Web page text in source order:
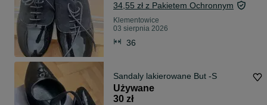
34,55 zł z Pakietem Ochronnym
Klementowice
03 sierpnia 2026
36
Sandaly lakierowane But -S
Używane
30 zł